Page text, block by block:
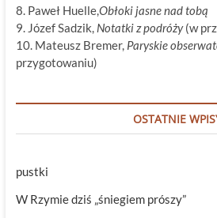
8. Paweł Huelle,Obłoki jasne nad tobą
9. Józef Sadzik, Notatki z podróży(w
10. Mateusz Bremer, Paryskie
przygotowaniu)
OSTATNIE
pustki
W Rzymie dziś „śniegiem prószy”